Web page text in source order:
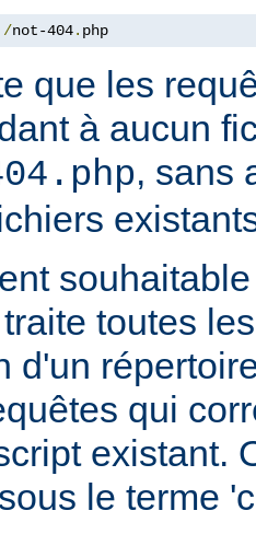
/not-404. php
que les
à aucun
, sans
toutes
d'un
qui
existant.
le terme